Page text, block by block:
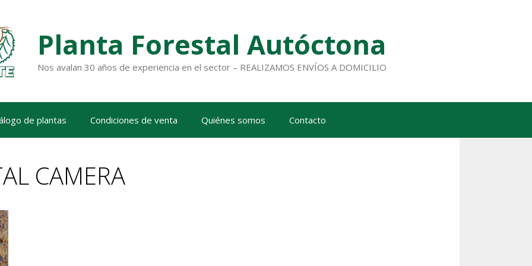
Planta Forestal Autóctona
Nos avalan 30 años de experiencia en el sector – REALIZAMOS ENVÍOS A DOMICILIO
de plantas Condiciones de venta Quiénes somos Contacto
CAMERA